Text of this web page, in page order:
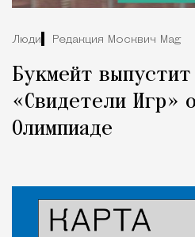
Люди Редакция Москвич Mag
Букмейт
«Свидетели Игр»
Олимпиаде